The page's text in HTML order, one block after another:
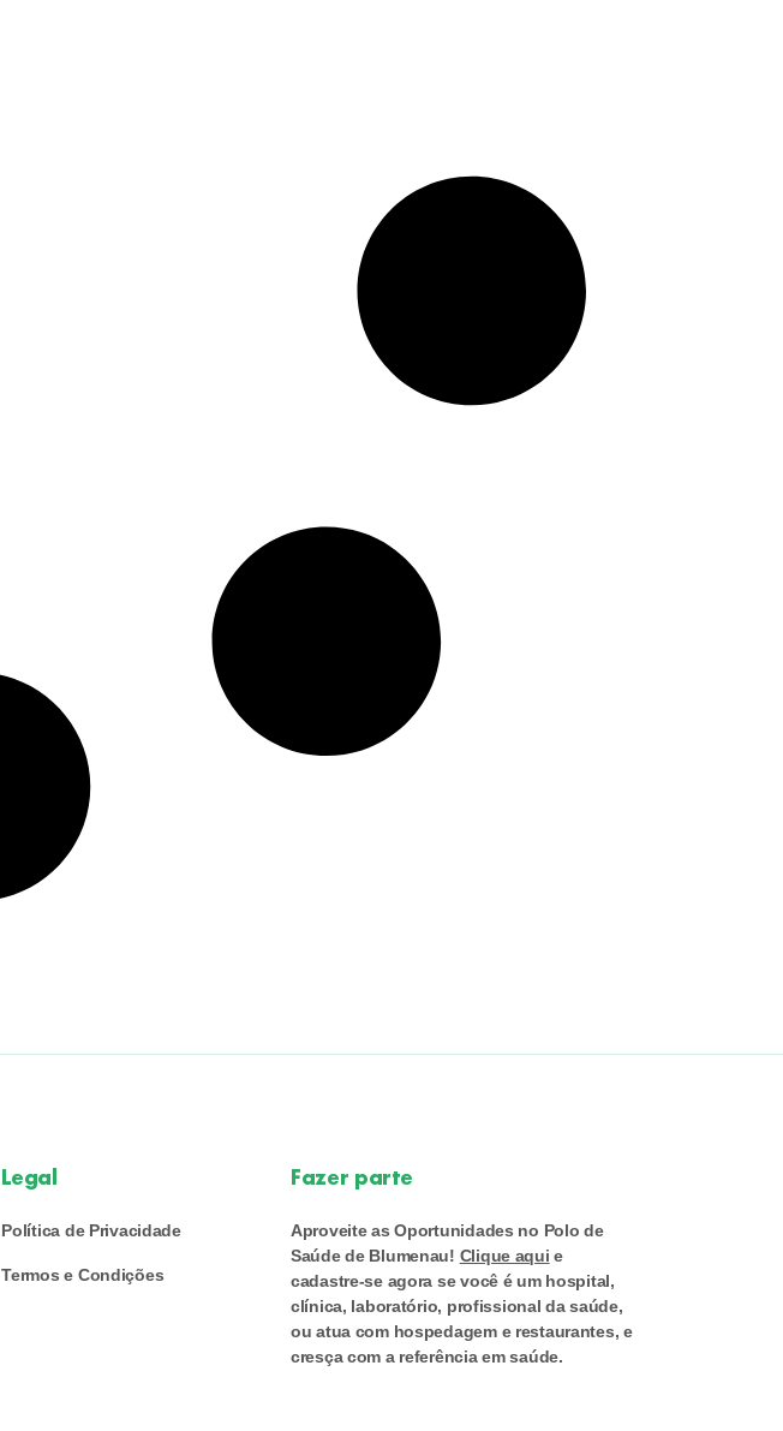
Legal
Política de Privacidade
Termos e Condições
Fazer parte
Aproveite as Oportunidades no Polo de
Saúde de Blumenau! Clique aqui e
cadastre-se agora se você é um hospital,
clínica, laboratório, profissional da saúde,
ou atua com hospedagem e restaurantes, e
cresça com a referência em saúde.